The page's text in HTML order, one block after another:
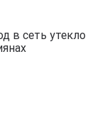
в сеть утекло